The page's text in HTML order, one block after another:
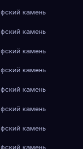
камень
камень
камень
камень
камень
камень
камень
камень